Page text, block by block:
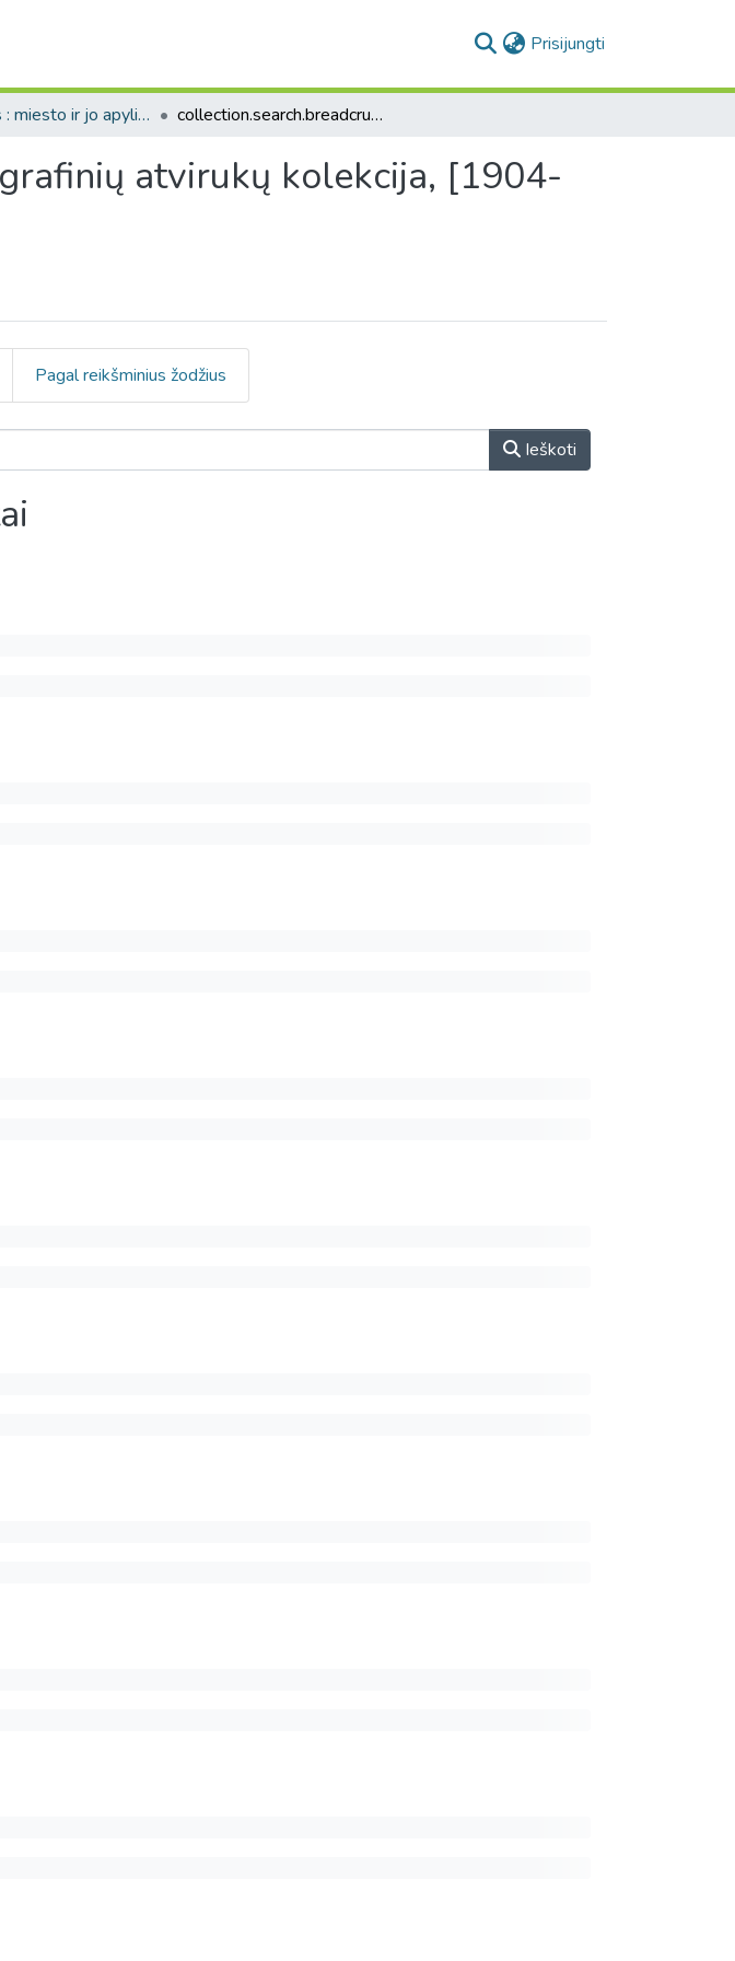
Prisijungti
Lentvaris : miesto ir jo apylinkių fotografinių atvirukų kolekcija, [1904-1908] collection.search.breadcrumbs
atvirukų kolekcija, [1904-
Pagal reikšminius žodžius
Ieškoti